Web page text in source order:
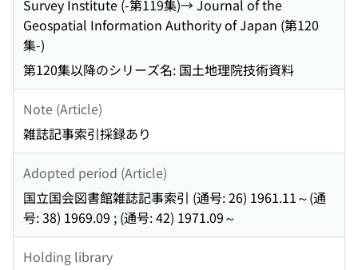
Survey Institute (-第119集)→ Journal of the
Geospatial Information Authority of Japan (第120
集-)
第120集以降のシリーズ名: 国土地理院技術資料
Note (Article)
雑誌記事索引採録あり
Adopted period (Article)
国立国会図書館雑誌記事索引 (通号: 26) 1961.11～(通
号: 38) 1969.09 ; (通号: 42) 1971.09～
Holding library